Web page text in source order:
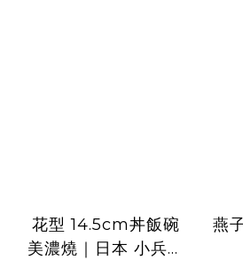
花型 14.5cm丼飯碗
美濃燒｜日本 小兵製
燕